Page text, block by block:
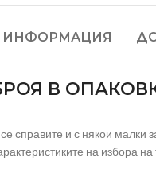
ИНФОРМАЦИЯ
В
справите и с някои
на избора